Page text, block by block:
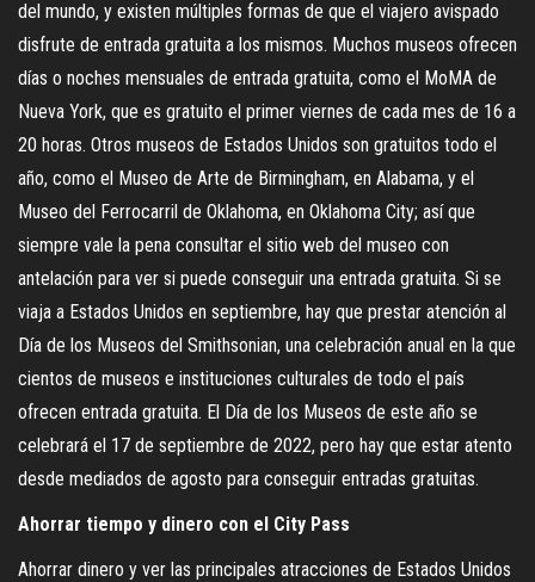
del mundo, y existen múltiples formas de que el viajero avispado
disfrute de entrada gratuita a los mismos. Muchos museos ofrecen
días o noches mensuales de entrada gratuita, como el MoMA de
Nueva York, que es gratuito el primer viernes de cada mes de 16 a
20 horas. Otros museos de Estados Unidos son gratuitos todo el
año, como el Museo de Arte de Birmingham, en Alabama, y el
Museo del Ferrocarril de Oklahoma, en Oklahoma City; así que
siempre vale la pena consultar el sitio web del museo con
antelación para ver si puede conseguir una entrada gratuita. Si se
viaja a Estados Unidos en septiembre, hay que prestar atención al
Día de los Museos del Smithsonian, una celebración anual en la que
cientos de museos e instituciones culturales de todo el país
ofrecen entrada gratuita. El Día de los Museos de este año se
celebrará el 17 de septiembre de 2022, pero hay que estar atento
desde mediados de agosto para conseguir entradas gratuitas.
Ahorrar tiempo y dinero con el City Pass
Ahorrar dinero y ver las principales atracciones de Estados Unidos